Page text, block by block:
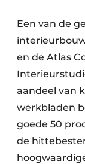
Een van de
en de Atlas
aandeel van
werkbladen
goede 50
de